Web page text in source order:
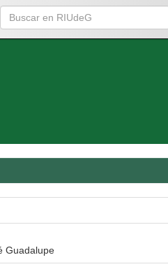
Guadalupe